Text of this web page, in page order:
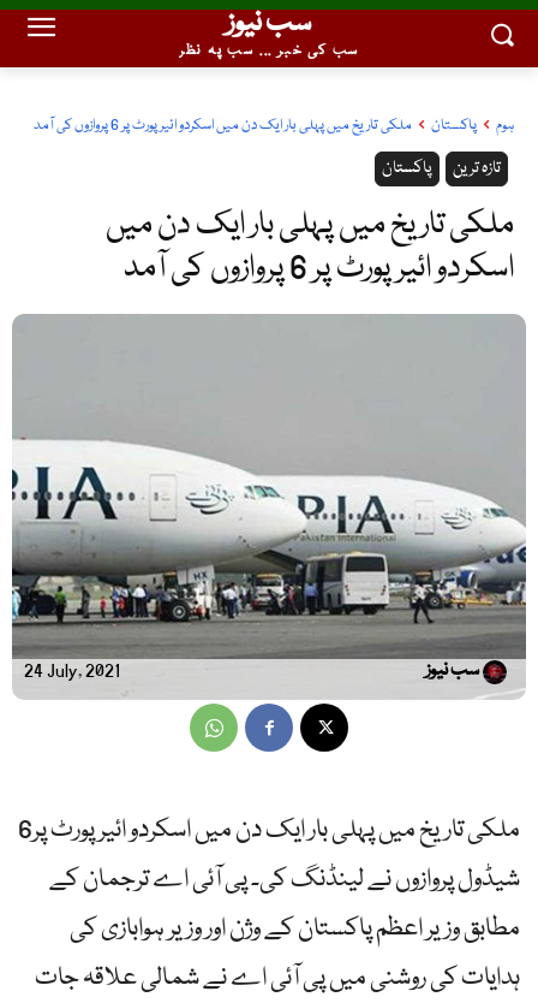
سب نیوز
سب کی خبر ... سب پہ نظر
ہوم پاکستان ملکی تاریخ میں پہلی بار ایک دن میں اسکردو ائیرپورٹ پر 6 پروازوں کی آمد
پاکستان تازہ ترین
ملکی تاریخ میں پہلی بار ایک دن میں
اسکردو ائیرپورٹ پر 6 پروازوں کی آمد
24 July, 2021 سب نیوز
ملکی تاریخ میں پہلی بار ایک دن میں اسکردو ائیرپورٹ پر6
شیڈول پروازوں نے لینڈنگ کی۔ پی آئی اے ترجمان کے
مطابق وزیر اعظم پاکستان کے وژن اور وزیر ہوابازی کی
ہدایات کی روشنی میں پی آئی اے نے شمالی علاقہ جات